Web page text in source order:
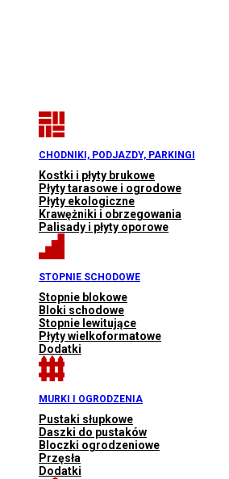
CHODNIKI, PODJAZDY, PARKINGI
Kostki i płyty brukowe
Płyty tarasowe i ogrodowe
Płyty ekologiczne
Krawężniki i obrzegowania
Palisady i płyty oporowe
STOPNIE SCHODOWE
Stopnie blokowe
Bloki schodowe
Stopnie lewitujące
Płyty wielkoformatowe
Dodatki
MURKI I OGRODZENIA
Pustaki słupkowe
Daszki do pustaków
Bloczki ogrodzeniowe
Przęsła
Dodatki